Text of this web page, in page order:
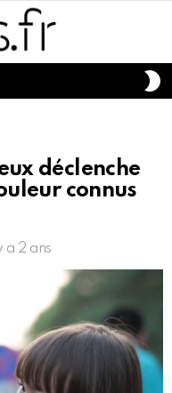
déclenche
connus
a 2 ans